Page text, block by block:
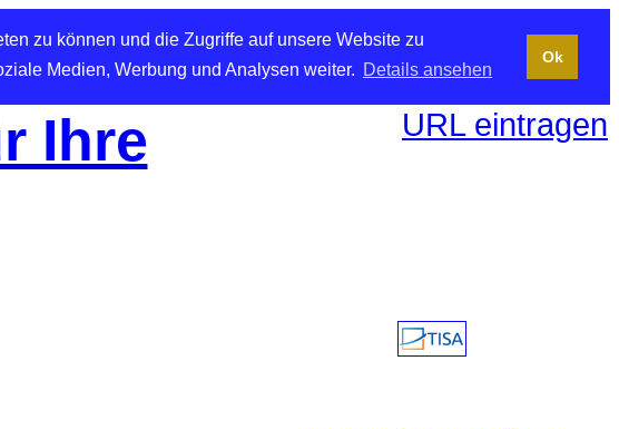
zu können und die Zugriffe auf unsere Website zu
Medien, Werbung und Analysen weiter. Details ansehen
Ok
Ihre
URL eintragen